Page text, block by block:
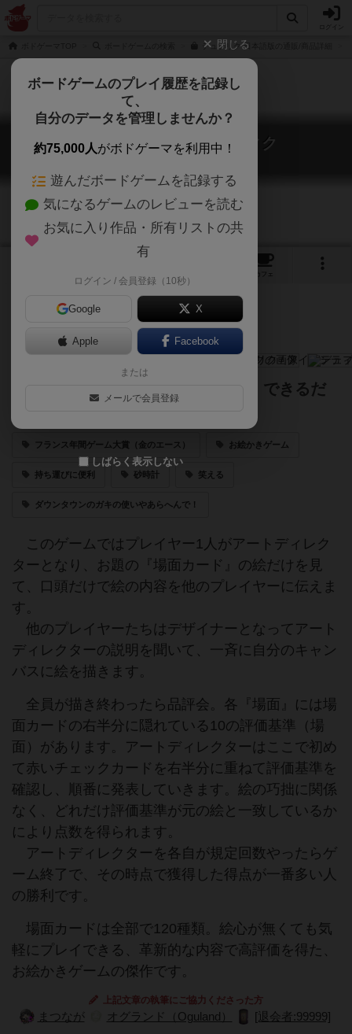
デュプリク 日本語版の通販/商品詳細
デュプリク / アイデンティク
Duplik / Identik
カフェ
まったく同じでなくてもいいけど、できるだ
け似ているものを描こう！
フランス年間ゲーム大賞（金のエース） お絵かきゲーム
持ち運びに便利 砂時計 笑える
ダウンタウンのガキの使いやあらへんで！
このゲームではプレイヤー1人がアートディレク
ターとなり、お題の『場面カード』の絵だけを見
て、口頭だけで絵の内容を他のプレイヤーに伝えま
す。
他のプレイヤーたちはデザイナーとなってアート
ディレクターの説明を聞いて、一斉に自分のキャン
バスに絵を描きます。
全員が描き終わったら品評会。各『場面』には場
面カードの右半分に隠れている10の評価基準（場
面）があります。アートディレクターはここで初め
て赤いチェックカードを右半分に重ねて評価基準を
確認し、順番に発表していきます。絵の巧拙に関係
なく、どれだけ評価基準が元の絵と一致しているか
により点数を得られます。
アートディレクターを各自が規定回数やったらゲ
ーム終了で、その時点で獲得した得点が一番多い人
の勝利です。
場面カードは全部で120種類。絵心が無くても気
軽にプレイできる、革新的な内容で高評価を得た、
お絵かきゲームの傑作です。
上記文章の執筆にご協力くださった方
まつなが オグランド（Oguland） [退会者:99999]
閉じる
ボードゲームのプレイ履歴を記録し
て、
自分のデータを管理しませんか？
約75,000人がボドゲーマを利用中！
遊んだボードゲームを記録する
気になるゲームのレビューを読む
お気に入り作品・所有リストの共
有
ログイン / 会員登録（10秒）
Google X
Apple Facebook
または
メールで会員登録
しばらく表示しない